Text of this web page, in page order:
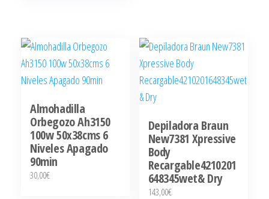
Almohadilla
Orbegozo Ah3150
100w 50x38cms 6
Niveles Apagado
90min
30,00€
Depiladora Braun
New7381 Xpressive
Body
Recargable4210201
648345wet& Dry
143,00€